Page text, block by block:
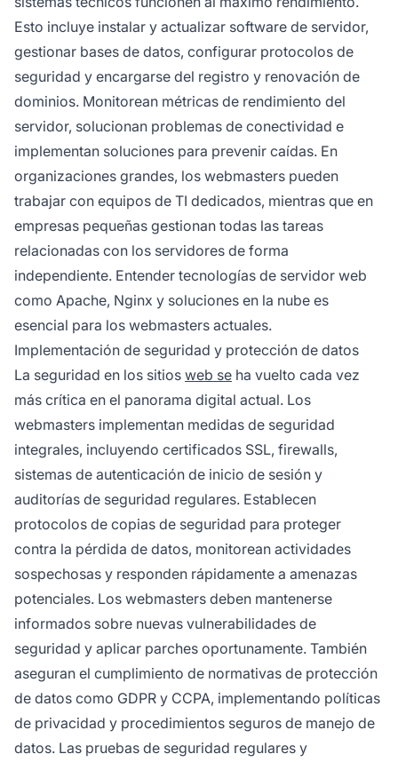
Esto incluye instalar y actualizar software de servidor,
gestionar bases de datos, configurar protocolos de
seguridad y encargarse del registro y renovación de
dominios. Monitorean métricas de rendimiento del
servidor, solucionan problemas de conectividad e
implementan soluciones para prevenir caídas. En
organizaciones grandes, los webmasters pueden
trabajar con equipos de TI dedicados, mientras que en
empresas pequeñas gestionan todas las tareas
relacionadas con los servidores de forma
independiente. Entender tecnologías de servidor web
como Apache, Nginx y soluciones en la nube es
esencial para los webmasters actuales.
Implementación de seguridad y protección de datos
La seguridad en los sitios web se ha vuelto cada vez
más crítica en el panorama digital actual. Los
webmasters implementan medidas de seguridad
integrales, incluyendo certificados SSL, firewalls,
sistemas de autenticación de inicio de sesión y
auditorías de seguridad regulares. Establecen
protocolos de copias de seguridad para proteger
contra la pérdida de datos, monitorean actividades
sospechosas y responden rápidamente a amenazas
potenciales. Los webmasters deben mantenerse
informados sobre nuevas vulnerabilidades de
seguridad y aplicar parches oportunamente. También
aseguran el cumplimiento de normativas de protección
de datos como GDPR y CCPA, implementando políticas
de privacidad y procedimientos seguros de manejo de
datos. Las pruebas de seguridad regulares y